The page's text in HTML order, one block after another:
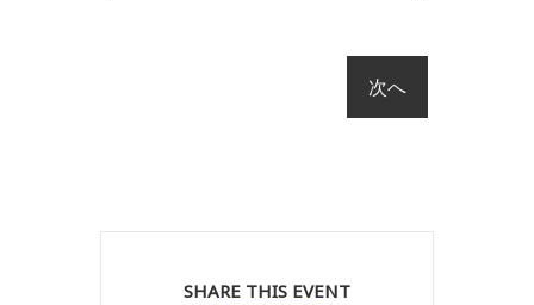
SHARE THIS EVENT